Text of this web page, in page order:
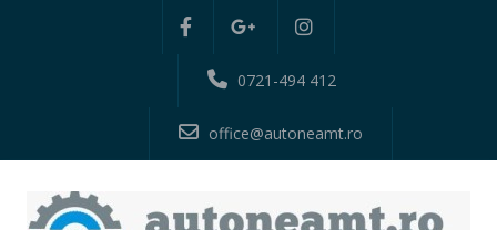
0721-494 412
office@autoneamt.ro